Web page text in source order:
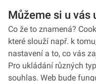
stuh na bojové
Můžeme si u vás
Co že to znamená?
které slouží např. k
nastavení a to, co vás
Pro ukládání různých
souhlas. Web bude